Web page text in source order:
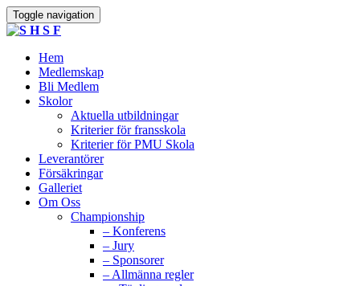
Toggle navigation
Hem
Medlemskap
Bli Medlem
Skolor
Aktuella utbildningar
Kriterier för fransskola
Kriterier för PMU Skola
Leverantörer
Försäkringar
Galleriet
Om Oss
Championship
– Konferens
– Jury
– Sponsorer
– Allmänna regler